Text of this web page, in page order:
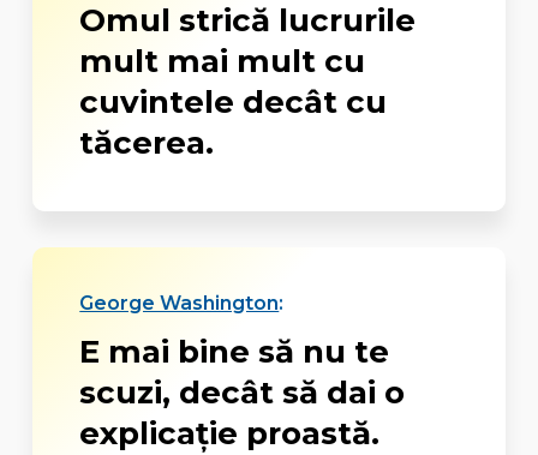
Omul strică lucrurile
mult mai mult cu
cuvintele decât cu
tăcerea.
George Washington:
E mai bine să nu te
scuzi, decât să dai o
explicație proastă.